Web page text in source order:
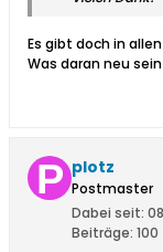
Es gibt doch in
Was daran neu
plotz
Postmaster
Dabei seit:
Beiträge: 100